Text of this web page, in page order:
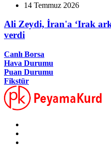
14 Temmuz 2026
Ali Zeydi, İran'a ‘Irak
verdi
Canlı Borsa
Hava Durumu
Puan Durumu
Fikstür